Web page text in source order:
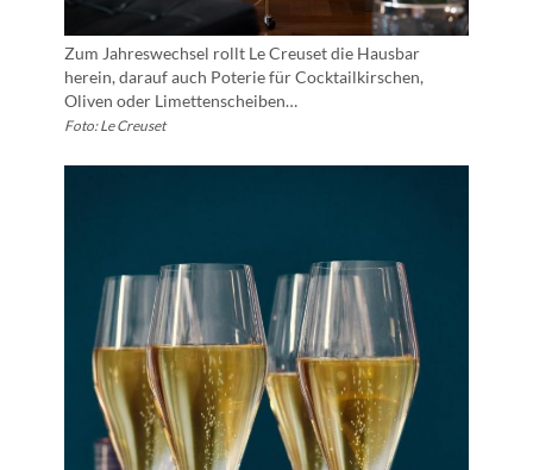
Zum Jahreswechsel rollt Le Creuset die Hausbar
herein, darauf auch Poterie für Cocktailkirschen,
Oliven oder Limettenscheiben…
Foto: Le Creuset